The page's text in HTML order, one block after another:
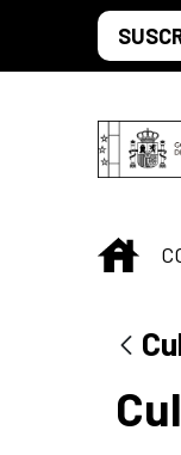
Skip to Main